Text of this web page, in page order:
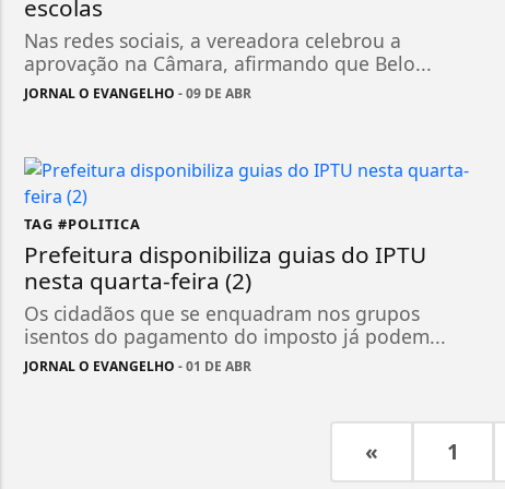
escolas
Nas redes sociais, a vereadora celebrou a
aprovação na Câmara, afirmando que Belo...
JORNAL O EVANGELHO - 09 DE ABR
TAG #POLITICA
Prefeitura disponibiliza guias do IPTU
nesta quarta-feira (2)
Os cidadãos que se enquadram nos grupos
isentos do pagamento do imposto já podem...
JORNAL O EVANGELHO - 01 DE ABR
« 1